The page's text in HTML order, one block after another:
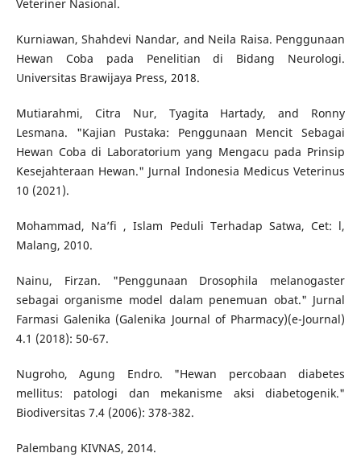
Veteriner Nasional.
Kurniawan, Shahdevi Nandar, and Neila Raisa. Penggunaan
Hewan Coba pada Penelitian di Bidang Neurologi.
Universitas Brawijaya Press, 2018.
Mutiarahmi, Citra Nur, Tyagita Hartady, and Ronny
Lesmana. "Kajian Pustaka: Penggunaan Mencit Sebagai
Hewan Coba di Laboratorium yang Mengacu pada Prinsip
Kesejahteraan Hewan." Jurnal Indonesia Medicus Veterinus
10 (2021).
Mohammad, Na’fi , Islam Peduli Terhadap Satwa, Cet: l,
Malang, 2010.
Nainu, Firzan. "Penggunaan Drosophila melanogaster
sebagai organisme model dalam penemuan obat." Jurnal
Farmasi Galenika (Galenika Journal of Pharmacy)(e-Journal)
4.1 (2018): 50-67.
Nugroho, Agung Endro. "Hewan percobaan diabetes
mellitus: patologi dan mekanisme aksi diabetogenik."
Biodiversitas 7.4 (2006): 378-382.
Palembang KIVNAS, 2014.